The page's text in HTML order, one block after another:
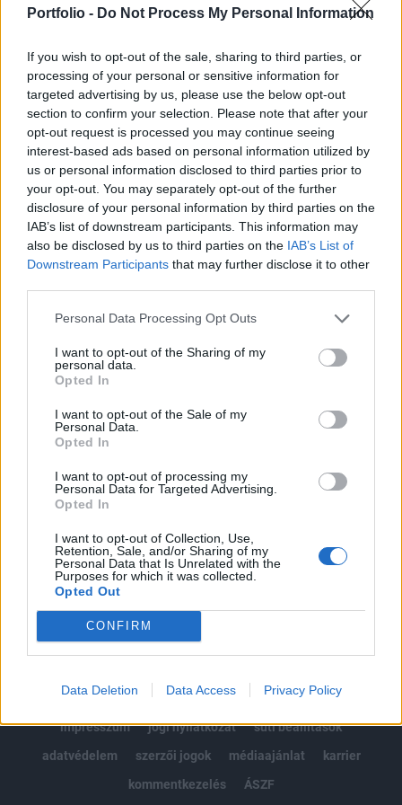
Portfolio - Do Not Process My Personal Information
If you wish to opt-out of the sale, sharing to third parties, or
processing of your personal or sensitive information for
targeted advertising by us, please use the below opt-out
section to confirm your selection. Please note that after your
opt-out request is processed you may continue seeing
interest-based ads based on personal information utilized by
us or personal information disclosed to third parties prior to
your opt-out. You may separately opt-out of the further
disclosure of your personal information by third parties on the
IAB’s list of downstream participants. This information may
also be disclosed by us to third parties on the IAB’s List of
Downstream Participants that may further disclose it to other
Personal Data Processing Opt Outs
I want to opt-out of the Sharing of my
personal data.
Opted In
I want to opt-out of the Sale of my
Personal Data.
Opted In
I want to opt-out of processing my
Personal Data for Targeted Advertising.
Opted In
I want to opt-out of Collection, Use,
Retention, Sale, and/or Sharing of my
Personal Data that Is Unrelated with the
Purposes for which it was collected.
Opted Out
CONFIRM
Data Deletion Data Access Privacy Policy
többsége a hazai piac zárása idején a negatív
Hibába csökken 0,2%-kal a német DAX és esnek néhány
tized százalékkal az amerikai piacok, a BUX a lengyel
indexere szorosan tapadva a második helyen zárt szerdán.
A lemaradók táborát az osztrák és a cseh piac tette ki. Ma
két fontosabb makroadat is érkezett a tengerentúlról. Ez
alapján októberben a vártnál gyorsabban, 0,7 százalékkal
nőtt az ipari termelés volumene...
KEDVES OLVASÓNK!
tartozik, melynek olvasása előfizetéses
regisztrációhoz kötött.
Az előfizetés a következőket tartalmazza:
Kötéslisták: BÉT elmúlt 2 év napon belüli
kötéslistái
Előfizetés
MÁR ELŐFIZETŐNK VAGY?BEJELENTKEZÉS
© 2026 Portfolio
impresszum
jogi nyilatkozat
süti beállítások
adatvédelem
szerzői jogok médiaajánlat
karrier
kommentkezelés
ÁSZF